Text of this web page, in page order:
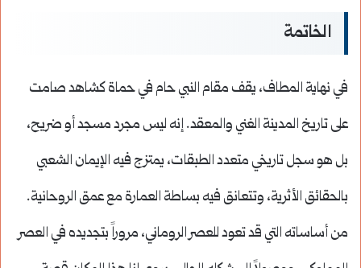
الخاتمة
في نهاية المطاف، يقف مقام النبي حام في حماة كشاهد صامت
على تاريخ المدينة الغني والمعقد. إنه ليس مجرد مسجد أو ضريح،
بل هو سجل تاريخي متعدد الطبقات، يمتزج فيه الإيمان الشعبي
بالحقائق الأثرية، وتتعانق فيه بساطة العمارة مع عمق الروحانية.
من أساساته التي قد تعود للعصر الروماني، مروراً بتجديده في العصر